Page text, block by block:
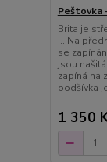
Brita je
... Na
se
jsou
zapíná na
podšívka
1 350